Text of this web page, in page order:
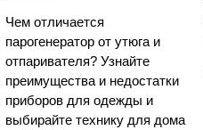
Чем отличается
парогенератор от утюга и
отпаривателя? Узнайте
преимущества и недостатки
приборов для одежды и
выбирайте технику для дома